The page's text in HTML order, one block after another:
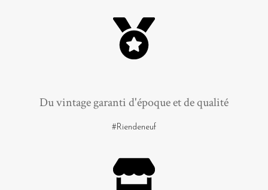
Du vintage garanti d'époque et de qualité
#Riendeneuf